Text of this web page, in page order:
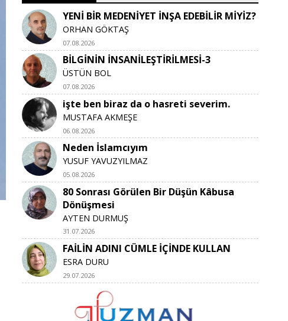
YENİ BİR MEDENİYET İNŞA EDEBİLİR MİYİZ?
ORHAN GÖKTAŞ
07.08.2026
BİLGİNİN İNSANİLEŞTİRİLMESİ-3
ÜSTÜN BOL
07.08.2026
işte ben biraz da o hasreti severim.
MUSTAFA AKMEŞE
06.08.2026
Neden İslamcıyım
YUSUF YAVUZYILMAZ
05.08.2026
80 Sonrası Görülen Bir Düşün Kâbusa
Dönüşmesi
AYTEN DURMUŞ
31.07.2026
FAİLİN ADINI CÜMLE İÇİNDE KULLAN
ESRA DURU
29.07.2026